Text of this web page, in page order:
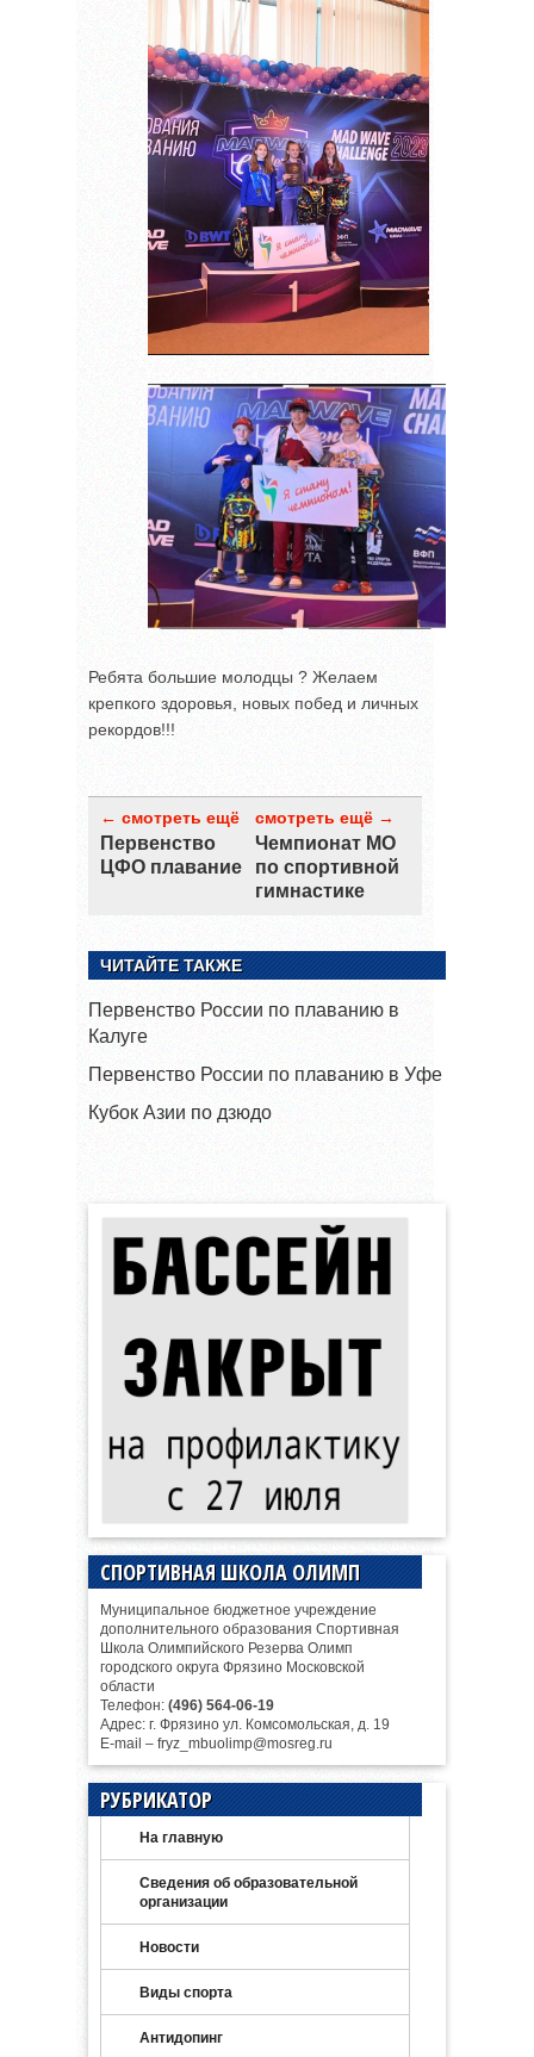
Ребята большие молодцы ? Желаем
крепкого здоровья, новых побед и личных
рекордов!!!
← смотреть ещё
Первенство
ЦФО плавание
смотреть ещё →
Чемпионат МО
по спортивной
гимнастике
ЧИТАЙТЕ ТАКЖЕ
Первенство России по плаванию в
Калуге
Первенство России по плаванию в Уфе
Кубок Азии по дзюдо
СПОРТИВНАЯ ШКОЛА ОЛИМП
Муниципальное бюджетное учреждение
дополнительного образования Спортивная
Школа Олимпийского Резерва Олимп
городского округа Фрязино Московской
области
Телефон: (496) 564-06-19
Адрес: г. Фрязино ул. Комсомольская, д. 19
E-mail – fryz_mbuolimp@mosreg.ru
РУБРИКАТОР
На главную
Сведения об образовательной
организации
Новости
Виды спорта
Антидопинг